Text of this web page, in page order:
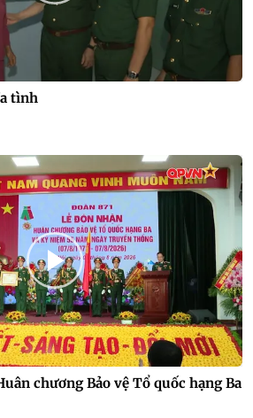
tình
chương Bảo vệ Tổ quốc hạng Ba